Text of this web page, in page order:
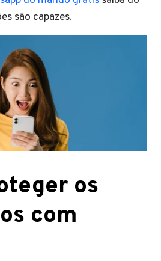
são capazes.
os
com